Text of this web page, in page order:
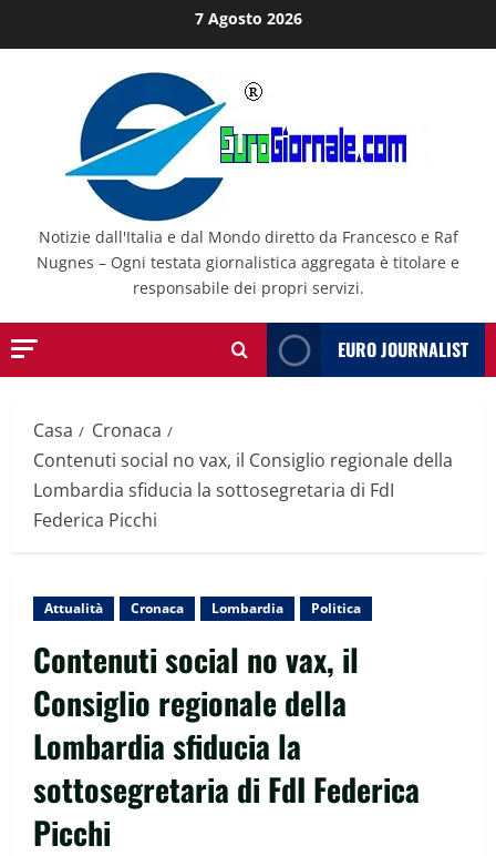
al
7 Agosto 2026
Notizie dall'Italia e dal Mondo diretto da Francesco e Raf
Nugnes – Ogni testata giornalistica aggregata è titolare e
responsabile dei propri servizi.
EURO JOURNALIST
Casa
Cronaca
Contenuti social no vax, il Consiglio regionale della
Lombardia sfiducia la sottosegretaria di FdI
Federica Picchi
Attualità Cronaca Lombardia Politica
Contenuti social no vax, il
Consiglio regionale della
Lombardia sfiducia la
sottosegretaria di FdI Federica
Picchi